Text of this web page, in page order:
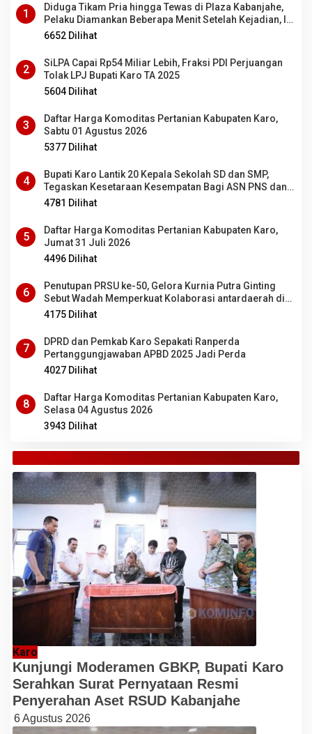
1
Diduga Tikam Pria hingga Tewas di Plaza Kabanjahe,
Pelaku Diamankan Beberapa Menit Setelah Kejadian, Ini
Motifnya
6652 Dilihat
2
SiLPA Capai Rp54 Miliar Lebih, Fraksi PDI Perjuangan
Tolak LPJ Bupati Karo TA 2025
5604 Dilihat
3
Daftar Harga Komoditas Pertanian Kabupaten Karo,
Sabtu 01 Agustus 2026
5377 Dilihat
4
Bupati Karo Lantik 20 Kepala Sekolah SD dan SMP,
Tegaskan Kesetaraan Kesempatan Bagi ASN PNS dan
PPPK
4781 Dilihat
5
Daftar Harga Komoditas Pertanian Kabupaten Karo,
Jumat 31 Juli 2026
4496 Dilihat
6
Penutupan PRSU ke-50, Gelora Kurnia Putra Ginting
Sebut Wadah Memperkuat Kolaborasi antardaerah di
Sumut
4175 Dilihat
7
DPRD dan Pemkab Karo Sepakati Ranperda
Pertanggungjawaban APBD 2025 Jadi Perda
4027 Dilihat
8
Daftar Harga Komoditas Pertanian Kabupaten Karo,
Selasa 04 Agustus 2026
3943 Dilihat
TANAH KARO
Karo
Kunjungi Moderamen GBKP, Bupati Karo
Serahkan Surat Pernyataan Resmi
Penyerahan Aset RSUD Kabanjahe
6 Agustus 2026